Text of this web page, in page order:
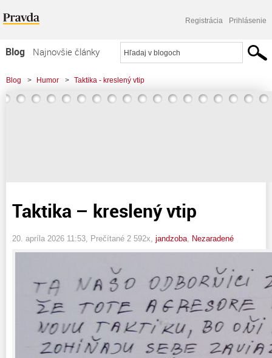
Registrácia Prihlásenie
Blog
Najnovšie články
Najčítanejšie články
Najkomentovanejšie články
Blog > Humor > Taktika - kreslený vtip
Taktika – kreslený vtip
20. apríla 2026 11:53 , Prečítané 2 592x, jandzoba Nezaradené